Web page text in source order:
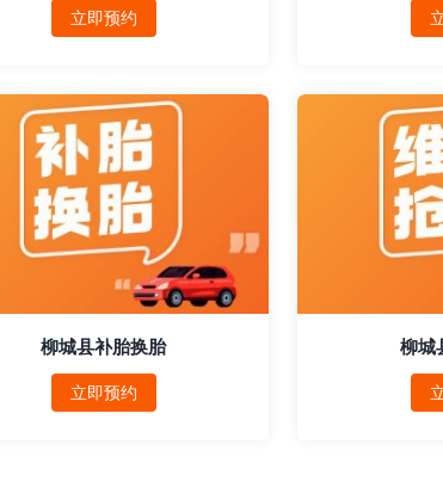
立即预约
柳城县补胎换胎
立即预约
柳城